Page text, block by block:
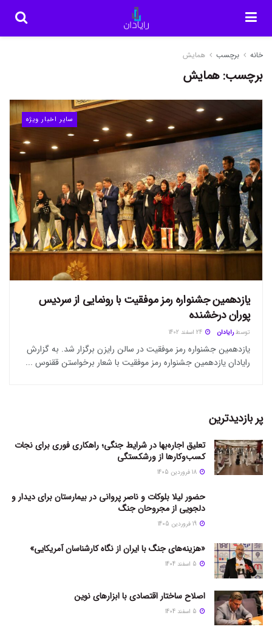
خانه برچسب همایش
برچسب:همایش
سایر اخبار ویژه
یازدهمین جشنواره رمز موفقیت با رونمایی از سردیس
پوران درخشنده
توسط رایادان
یازدهمین جشنواره رمز موفقیت در سالن رایزن برگزار شد. به گزارش
رایادان یازدهمین جشنواره رمز موفقیت با شعار برخواستن ققنوس ...
پر بازدیدترین
تعلیق اجاره‌بها در شرایط جنگی؛ راهکاری فوری برای نجات
کسب‌وکارها از ورشکستگی
حضور لیلا بلوکات و ناصر پروانی در بیمارستان برای دیدار و
دلجویی از مجروحان جنگ
«هزینه‌های جنگ با ایران از نگاه کارشناسان آمریکایی»
اصلاح ساختار اقتصادی با ابزارهای نوین